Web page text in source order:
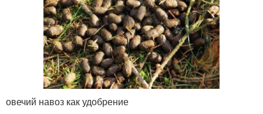
овечий навоз как удобрение